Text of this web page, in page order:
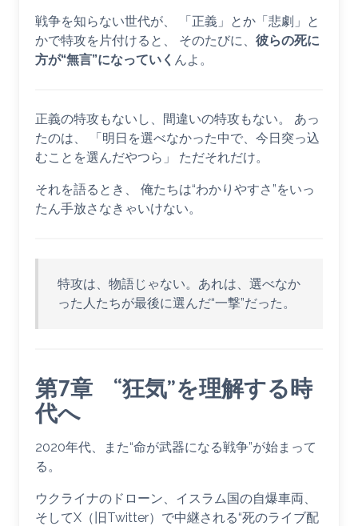
戦争を知らない世代が、 「正義」とか「悲劇」と
かで特攻を片付けると、 そのたびに、 彼らの死に
方が“無言”になっていく んよ。
正義の特攻もないし、間違いの特攻もない。 あっ
たのは、 「明日を選べなかった中で、今日突っ込
むことを選んだやつら」 ただそれだけ。
それを語るとき、 俺たちは“わかりやすさ”をいっ
たん手放さなきゃいけない。
特攻は、物語じゃない。あれは、選べなか
った人たちが最後に選んだ“一撃”だった。
第7章 “狂気”を理解する時
代へ
2020年代、また“命が武器になる戦争”が始まって
る。
ウクライナのドローン、イスラム国の自爆車両、
そしてX（旧Twitter）で中継される“死のライブ配